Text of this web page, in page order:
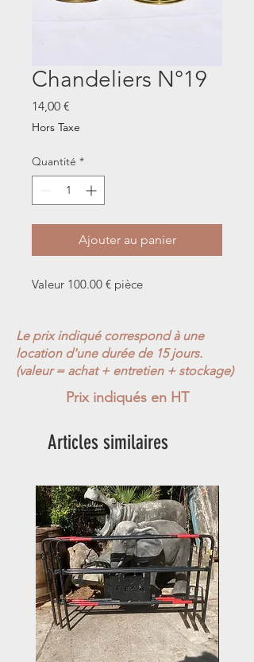
Chandeliers N°19
14,00 €
Hors Taxe
Quantité *
Ajouter au panier
Valeur 100.00 € pièce
Le prix indiqué correspond à une
location d'une durée de 15 jours.
(valeur = achat + entretien + stockage)
Prix indiqués en HT
Articles similaires